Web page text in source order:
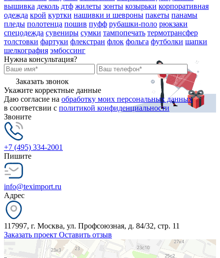
вышивка деколь дтф жилеты зонты козырьки корпоративная
одежда крой куртки нашивки и шевроны пакеты панамы
пледы полотенца пошив пуфф рубашки-поло рюкзаки
спецодежда сувениры сумки тампопечать термотрансфер
толстовки фартуки флекстран флок фольга футболки шапки
шелкография эмбоссинг
Нужна консультация?
Заказать звонок
Укажите корректные данные
Даю согласие на обработку моих персональных данных
в соответсвии с политикой конфиденциальности
Звоните
+7 (495) 334-2001
Пишите
info@teximport.ru
Адрес
117997, г. Москва, ул. Профсоюзная, д. 84/32, стр. 11
Заказать проект Оставить отзыв